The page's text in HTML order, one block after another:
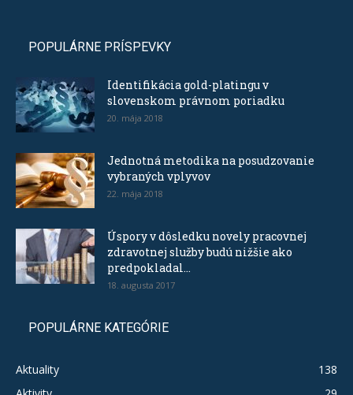
POPULÁRNE PRÍSPEVKY
Identifikácia gold-platingu v
slovenskom právnom poriadku
20. mája 2018
Jednotná metodika na posudzovanie
vybraných vplyvov
22. mája 2018
Úspory v dôsledku novely pracovnej
zdravotnej služby budú nižšie ako
predpokladal...
18. augusta 2017
POPULÁRNE KATEGÓRIE
Aktuality
138